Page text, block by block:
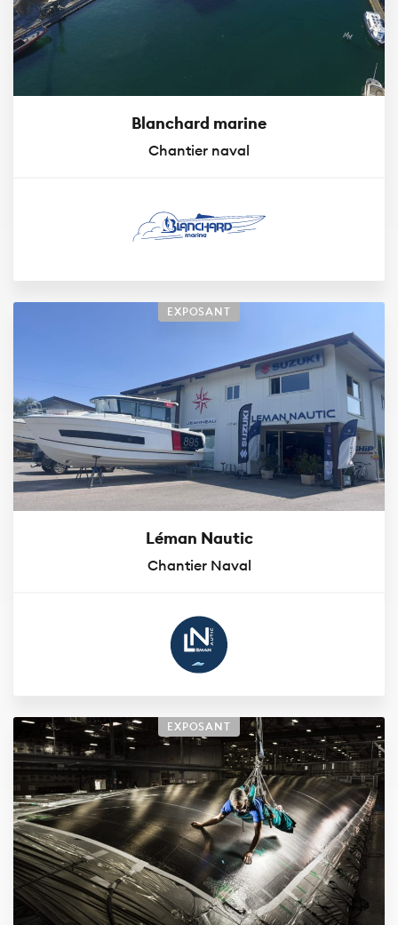
Blanchard marine
Chantier naval
EXPOSANT
Léman Nautic
Chantier Naval
EXPOSANT